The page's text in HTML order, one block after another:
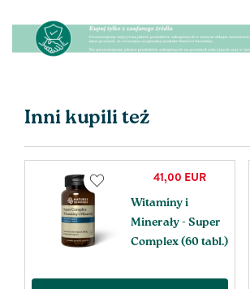
Inni kupili też
41,00 EUR
Witaminy i
Minerały - Super
Complex (60 tabl.)